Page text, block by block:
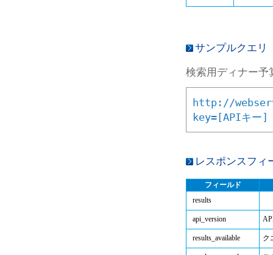
サンプルクエリ
検索用ディナー予
http://
key=[APIキー]
レスポンスフィ
フィールド
results
api_version
results_available ク